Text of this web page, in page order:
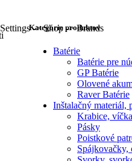
-> Shop -> Brands
Kategórie produktov
Batérie
Batérie pre
GP Batérie
Olovené
Raver Batérie
Inštalačný materiál,
Krabice, víčka
Pásky
Poistkové
Spájkovačky,